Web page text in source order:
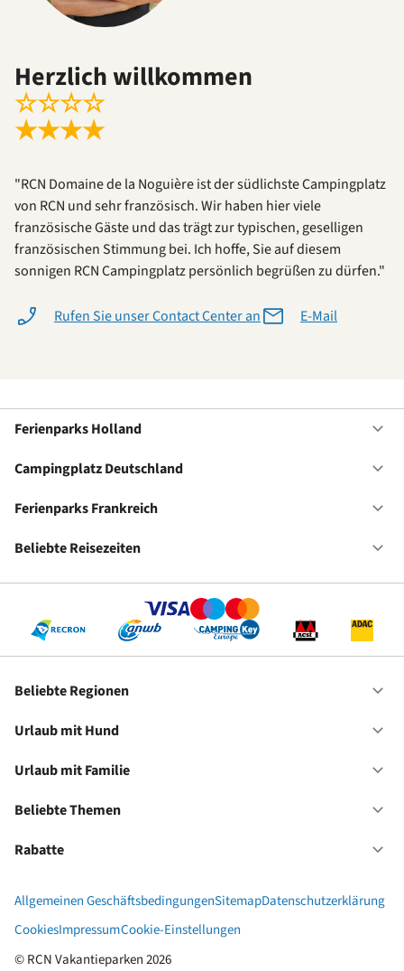
Herzlich willkommen
☆☆☆☆
★★★★
"RCN Domaine de la Noguière ist der südlichste Campingplatz
von RCN und sehr französisch. Wir haben hier viele
französische Gäste und das trägt zur typischen, geselligen
französischen Stimmung bei. Ich hoffe, Sie auf diesem
sonnigen RCN Campingplatz persönlich begrüßen zu dürfen."
Rufen Sie unser Contact Center an E-Mail
Ferienparks Holland
Campingplatz Deutschland
Ferienparks Frankreich
Beliebte Reisezeiten
Beliebte Regionen
Urlaub mit Hund
Urlaub mit Familie
Beliebte Themen
Rabatte
© RCN Vakantieparken 2026
Allgemeinen GeschäftsbedingungenSitemapDatenschutzerklärung
CookiesImpressumCookie-Einstellungen